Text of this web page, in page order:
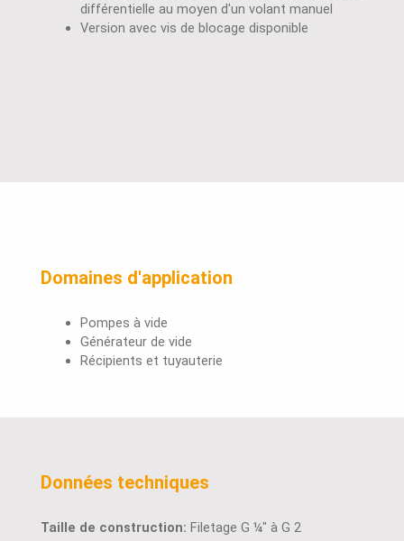
différentielle au moyen d'un volant manuel
Version avec vis de blocage disponible
Domaines d'application
Pompes à vide
Générateur de vide
Récipients et tuyauterie
Données techniques
Taille de construction: Filetage G ¼" à G 2